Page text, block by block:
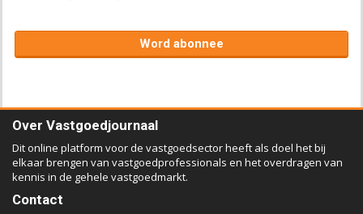
Word abonnee
Over Vastgoedjournaal
Dit online platform voor de vastgoedsector heeft als doel het bij
elkaar brengen van vastgoedprofessionals en het overdragen van
kennis in de gehele vastgoedmarkt.
Contact